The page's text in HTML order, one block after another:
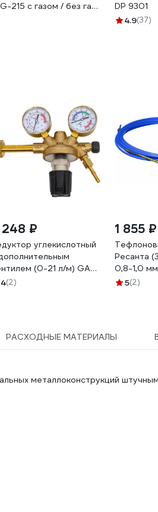
215 с газом / без газа
DP 9301
4.9(37)
248 ₽
углекислотный
(0-21 л/м) GAZ
5250-RU
4(2)
1 855 ₽
Ресанта
0,8-1,0
71/6/60
5(2)
РАСХОДНЫЕ МАТЕРИАЛЫ
металлоконструкций